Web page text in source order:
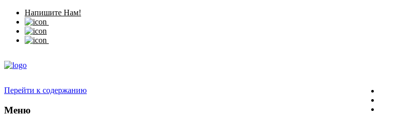
Напишите Нам!
Перейти к содержанию
Меню